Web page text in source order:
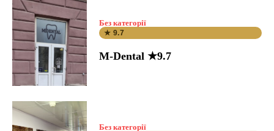
Без категорії
★ 9.7
M-Dental ★9.7
Без категорії